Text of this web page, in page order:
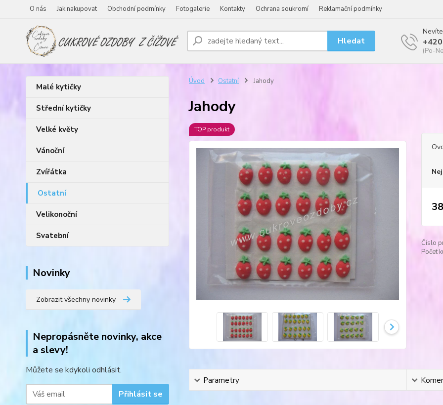
O nás Jak nakupovat Obchodní podmínky Fotogalerie Kontakty Ochrana soukromí Reklamační podmínky
Hledat
(Po-
Malé kytičky
Střední kytičky
Velké květy
Vánoční
Zvířátka
Ostatní
Velikonoční
Svatební
Novinky
Zobrazit všechny novinky
Nepropásněte novinky, akce
a slevy!
Můžete se kdykoli odhlásit.
Přihlásit se
Úvod Ostatní Jahody
Jahody
TOP produkt
Číslo
Počet
Parametry